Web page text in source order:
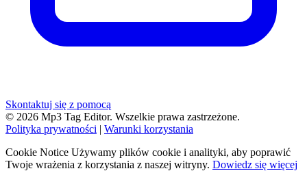
Skontaktuj się z pomocą
© 2026 Mp3 Tag Editor. Wszelkie prawa zastrzeżone.
Polityka prywatności | Warunki korzystania
Cookie Notice Używamy plików cookie i analityki, aby poprawić
Twoje wrażenia z korzystania z naszej witryny. Dowiedz się więcej